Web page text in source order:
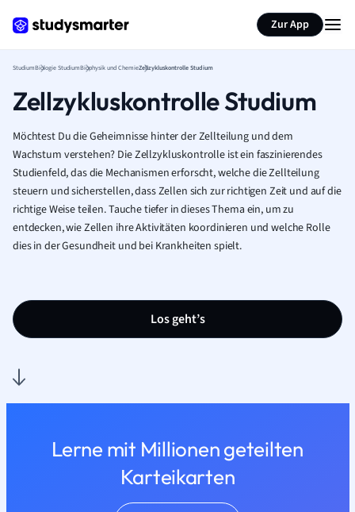
Zur App
StudiumBiologie StudiumBiophysik und ChemieZellzykluskontrolle Studium
Zellzykluskontrolle Studium
Möchtest Du die Geheimnisse hinter der Zellteilung und dem
Wachstum verstehen? Die Zellzykluskontrolle ist ein faszinierendes
Studienfeld, das die Mechanismen erforscht, welche die Zellteilung
steuern und sicherstellen, dass Zellen sich zur richtigen Zeit und auf die
richtige Weise teilen. Tauche tiefer in dieses Thema ein, um zu
entdecken, wie Zellen ihre Aktivitäten koordinieren und welche Rolle
dies in der Gesundheit und bei Krankheiten spielt.
Los geht’s
Lerne mit Millionen geteilten
Karteikarten